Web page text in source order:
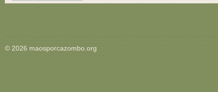
© 2026 maosporcazombo.org